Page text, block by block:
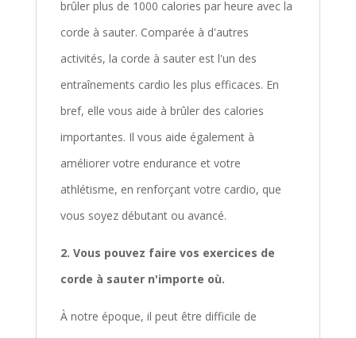
brûler plus de 1000 calories par heure avec la
corde à sauter. Comparée à d'autres
activités, la corde à sauter est l'un des
entraînements cardio les plus efficaces. En
bref, elle vous aide à brûler des calories
importantes. Il vous aide également à
améliorer votre endurance et votre
athlétisme, en renforçant votre cardio, que
vous soyez débutant ou avancé.
2. Vous pouvez faire vos exercices de
corde à sauter n'importe où.
À notre époque, il peut être difficile de